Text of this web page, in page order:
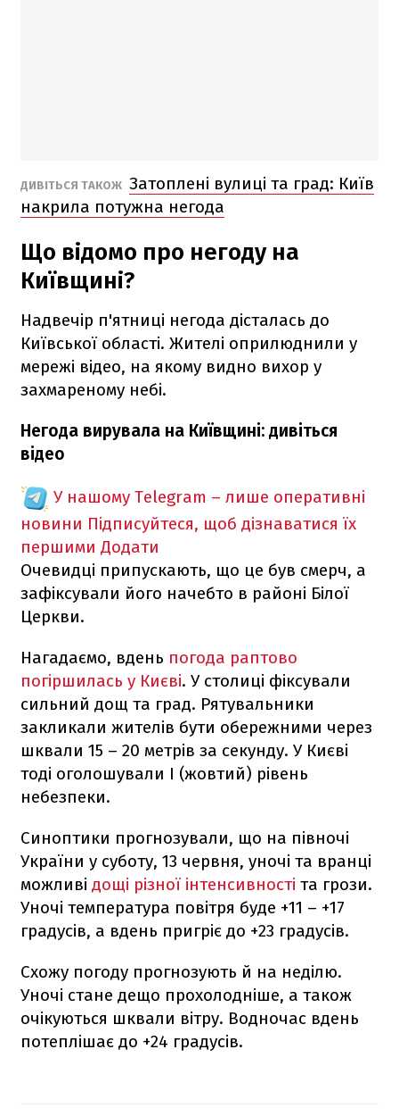
ДИВІТЬСЯ ТАКОЖ Затоплені вулиці та град: Київ
накрила потужна негода
Що відомо про негоду на
Київщині?
Надвечір п'ятниці негода дісталась до
Київської області. Жителі оприлюднили у
мережі відео, на якому видно вихор у
захмареному небі.
Негода вирувала на Київщині: дивіться
відео
У нашому Telegram – лише оперативні
новини Підписуйтеся, щоб дізнаватися їх
першими Додати
Очевидці припускають, що це був смерч, а
зафіксували його начебто в районі Білої
Церкви.
Нагадаємо, вдень погода раптово
погіршилась у Києві. У столиці фіксували
сильний дощ та град. Рятувальники
закликали жителів бути обережними через
шквали 15 – 20 метрів за секунду. У Києві
тоді оголошували І (жовтий) рівень
небезпеки.
Синоптики прогнозували, що на півночі
України у суботу, 13 червня, уночі та вранці
можливі дощі різної інтенсивності та грози.
Уночі температура повітря буде +11 – +17
градусів, а вдень пригріє до +23 градусів.
Схожу погоду прогнозують й на неділю.
Уночі стане дещо прохолодніше, а також
очікуються шквали вітру. Водночас вдень
потеплішає до +24 градусів.